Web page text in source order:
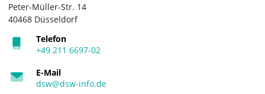
Peter-Müller-Str. 14
40468 Düsseldorf
Telefon
+49 211 6697-02
E-Mail
dsw@dsw-info.de